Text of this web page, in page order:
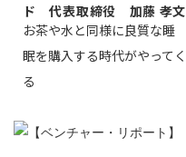
ド 代表取締役 加藤 孝文
お茶や水と同様に良質な睡
眠を購入する時代がやってく
る